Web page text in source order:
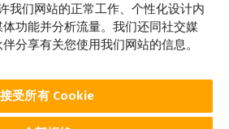
留所有权利。本网站提及的所有商标、标识
有者的财产。此处展示的所有图像和照片版
。Caldera 在不事先通知的情况下修改本网站
的软件规格及内容的权利。
我们网站的正常工作、个性化设计内
功能并分析流量。我们还同社交媒
分享有关您使用我们网站的信息。
接受所有 Cookie